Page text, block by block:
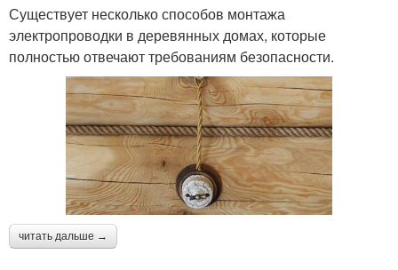
Существует несколько способов монтажа
электропроводки в деревянных домах, которые
полностью отвечают требованиям безопасности.
читать дальше →